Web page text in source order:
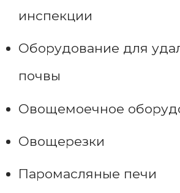
инспекции
Оборудование для
почвы
Овощемоечное
Овощерезки
Паромасляные печи